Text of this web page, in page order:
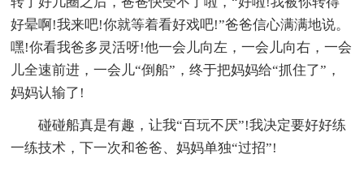
好晕啊!我来吧!你就等着看好戏吧!”爸爸信心满满地说。
嘿!你看我爸多灵活呀!他一会儿向左，一会儿向右，一会
儿全速前进，一会儿“倒船”，终于把妈妈给“抓住了”，
妈妈认输了!
碰碰船真是有趣，让我“百玩不厌”!我决定要好好练
一练技术，下一次和爸爸、妈妈单独“过招”!